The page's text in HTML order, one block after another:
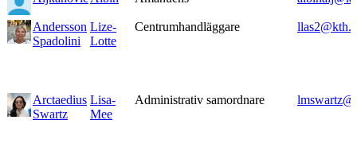
Andersson
Spadolini
Lize-
Lotte
Centrumhandläggare
Arctaedius
Swartz
Lisa-
Mee
Administrativ samordnare